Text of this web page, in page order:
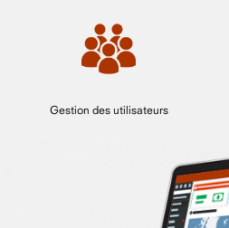
Gestion des utilisateurs